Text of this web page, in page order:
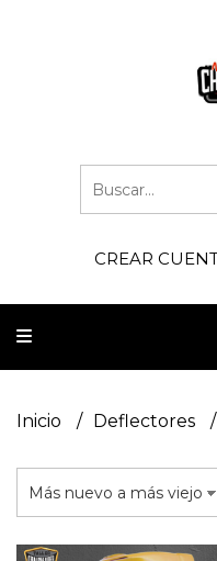
CREAR
Inicio Deflectores